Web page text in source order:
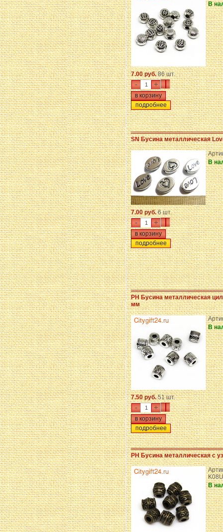
В
7.00 руб.86 шт.
- +
подробнее
SN Бусина металлическая
В
7.00 руб.6 шт.
- +
подробнее
PH Бусина металлическая
мм
В
7.50 руб.51 шт.
- +
подробнее
PH Бусина металлическая с
В